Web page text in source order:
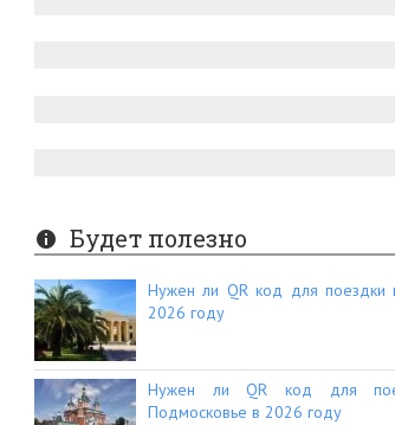
Будет полезно
Нужен ли QR код для поездки
2026 году
Нужен ли QR код для
Подмосковье в 2026 году